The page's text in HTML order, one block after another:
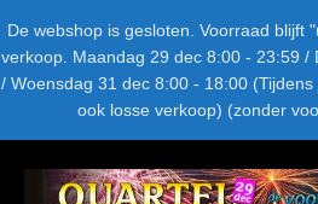
De webshop is gesloten. Voorraad blijft
verkoop. Maandag 29 dec 8:00 - 23:59 /
/ Woensdag 31 dec 8:00 - 18:00
ook losse verkoop) (zonder
naar
inhoud
LEVERANCIERS TYPE AANBIEDINGEN
NIEUW DIT JAAR